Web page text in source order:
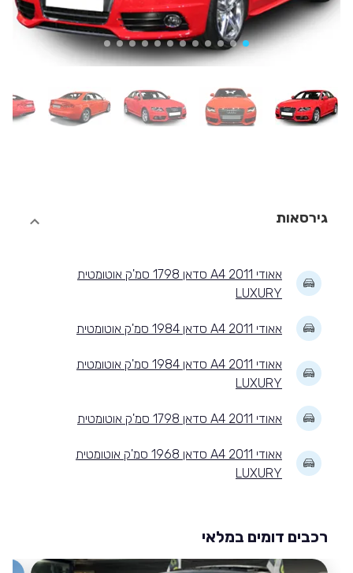
גירסאות
אאודי A4 2011 סדאן 1798 סמ'ק אוטומטית
LUXURY
אאודי A4 2011 סדאן 1984 סמ'ק אוטומטית
אאודי A4 2011 סדאן 1984 סמ'ק אוטומטית
LUXURY
אאודי A4 2011 סדאן 1798 סמ'ק אוטומטית
אאודי A4 2011 סדאן 1968 סמ'ק אוטומטית
LUXURY
רכבים דומים במלאי